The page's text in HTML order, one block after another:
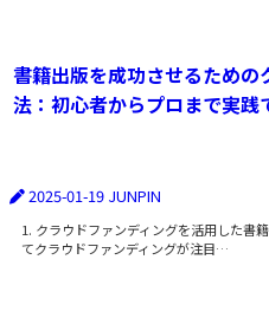
書籍出版を成功させるため
法：初心者からプロまで実践
2025-01-19 JUNPIN
1. クラウドファンディングを活用した書
てクラウドファンディングが注目…